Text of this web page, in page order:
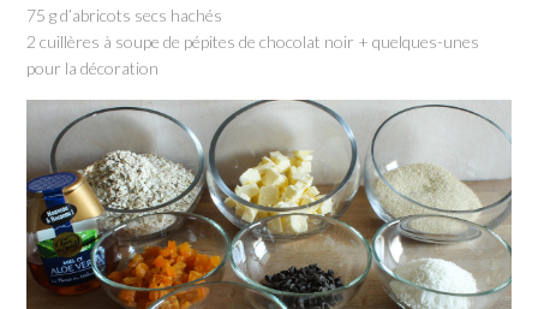
75 g d’abricots secs hachés
2 cuillères à soupe de pépites de chocolat noir + quelques-unes
pour la décoration